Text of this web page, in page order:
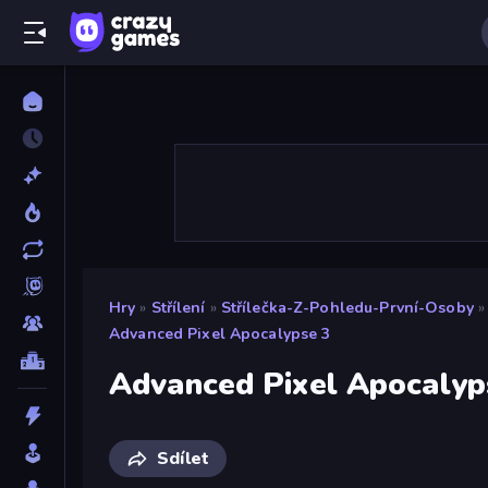
Hry » Střílení » Střílečka-Z-Pohledu-První-Osoby »
Advanced Pixel Apocalypse 3
Advanced Pixel
Sdílet